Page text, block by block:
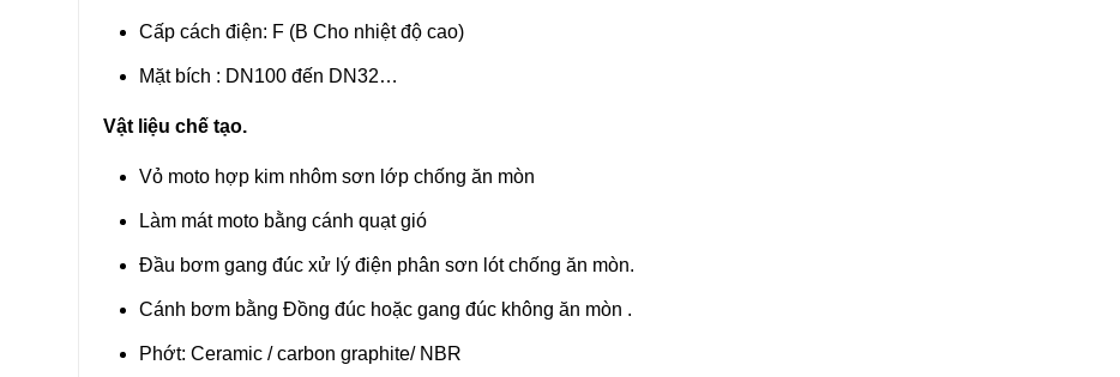
Cấp cách điện: F (B Cho nhiệt độ cao)
Mặt bích : DN100 đến DN32…
Vật liệu chế tạo.
Vỏ moto hợp kim nhôm sơn lớp chống ăn mòn
Làm mát moto bằng cánh quạt gió
Đầu bơm gang đúc xử lý điện phân sơn lót chống ăn mòn.
Cánh bơm bằng Đồng đúc hoặc gang đúc không ăn mòn .
Phớt: Ceramic / carbon graphite/ NBR